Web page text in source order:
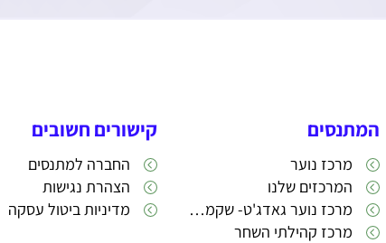
המתנסים
מרכז נוער
המרכזים שלנו
מרכז נוער גאדג'ט- שקמה 22
מרכז קהילתי השחר
קישורים חשובים
החברה למתנסים
הצהרת נגישות
מדיניות ביטול עסקה